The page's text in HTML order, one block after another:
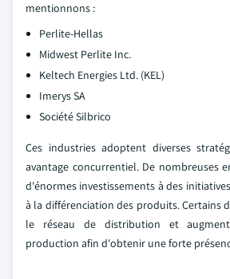
mentionnons :
Perlite-Hellas
Midwest Perlite Inc.
Keltech Energies Ltd. (KEL)
Imerys SA
Société Silbrico
Ces industries adoptent diverses
avantage concurrentiel. De nombreuses
d'énormes investissements à des
à la différenciation des produits. Certains
le réseau de distribution et
production afin d'obtenir une forte